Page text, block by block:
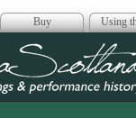
Buy Using